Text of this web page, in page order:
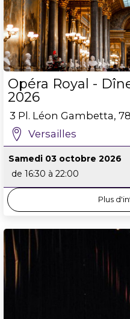
Opéra Royal -
2026
3 Pl. Léon Gambetta,
Versailles
Samedi 03 octobre 2026
de 16:30 à 22:00
Plus